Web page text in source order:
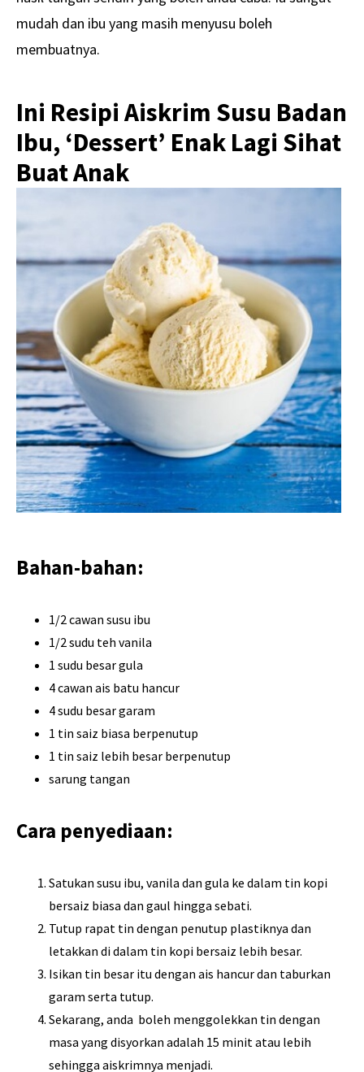
mudah dan ibu yang masih menyusu boleh
membuatnya.
Ini Resipi Aiskrim Susu Badan
Ibu, ‘Dessert’ Enak Lagi Sihat
Buat Anak
Bahan-bahan:
1/2 cawan susu ibu
1/2 sudu teh vanila
1 sudu besar gula
4 cawan ais batu hancur
4 sudu besar garam
1 tin saiz biasa berpenutup
1 tin saiz lebih besar berpenutup
sarung tangan
Cara penyediaan:
Satukan susu ibu, vanila dan gula ke dalam tin kopi
bersaiz biasa dan gaul hingga sebati.
Tutup rapat tin dengan penutup plastiknya dan
letakkan di dalam tin kopi bersaiz lebih besar.
Isikan tin besar itu dengan ais hancur dan taburkan
garam serta tutup.
Sekarang, anda boleh menggolekkan tin dengan
masa yang disyorkan adalah 15 minit atau lebih
sehingga aiskrimnya menjadi.